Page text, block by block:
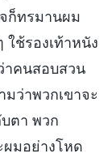
ก็ทรมานผม
ช้รองเท้าหนัง
าคนสอบสวน
ว่าพวกเขาจะ
ตา พวก
ผมอย่างโหด